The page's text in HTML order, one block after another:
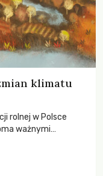
klimatu
rolnej w Polsce
ważnymi
to będzie